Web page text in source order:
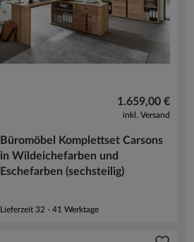
1.659,00 €
inkl. Versand
Büromöbel Komplettset Carsons
in Wildeichefarben und
Eschefarben (sechsteilig)
Lieferzeit 32 - 41 Werktage